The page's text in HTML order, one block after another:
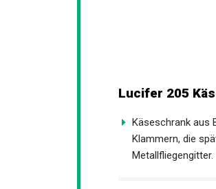
Lucifer 205
Käseschrank aus
Klammern, die